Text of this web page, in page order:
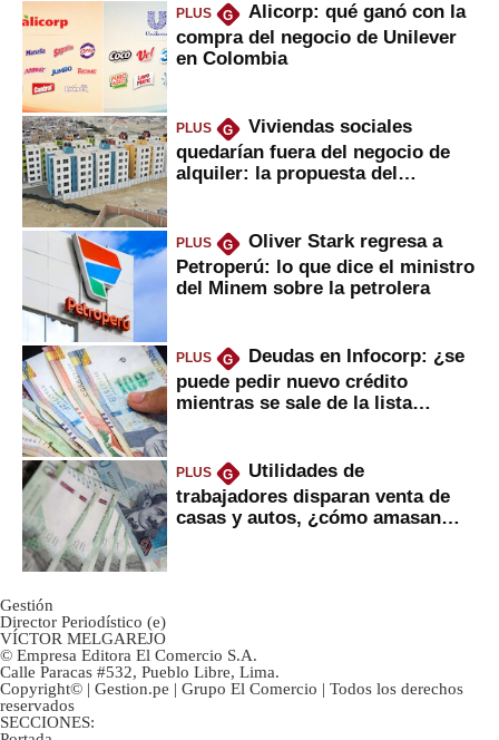
PLUS G
Alicorp: qué ganó con la
compra del negocio de Unilever
en Colombia
PLUS G
Viviendas sociales
quedarían fuera del negocio de
alquiler: la propuesta del
PLUS G
Oliver Stark regresa a
Petroperú: lo que dice el ministro
del Minem sobre la petrolera
PLUS G
Deudas en Infocorp: ¿se
puede pedir nuevo crédito
mientras se sale de la lista
PLUS G
Utilidades de
trabajadores disparan venta de
casas y autos, ¿cómo amasan
Gestión
Director Periodístico (e)
VÍCTOR MELGAREJO
© Empresa Editora El Comercio S.A.
Calle Paracas #532, Pueblo Libre, Lima.
Copyright© | Gestion.pe | Grupo El Comercio | Todos los derechos
reservados
SECCIONES: